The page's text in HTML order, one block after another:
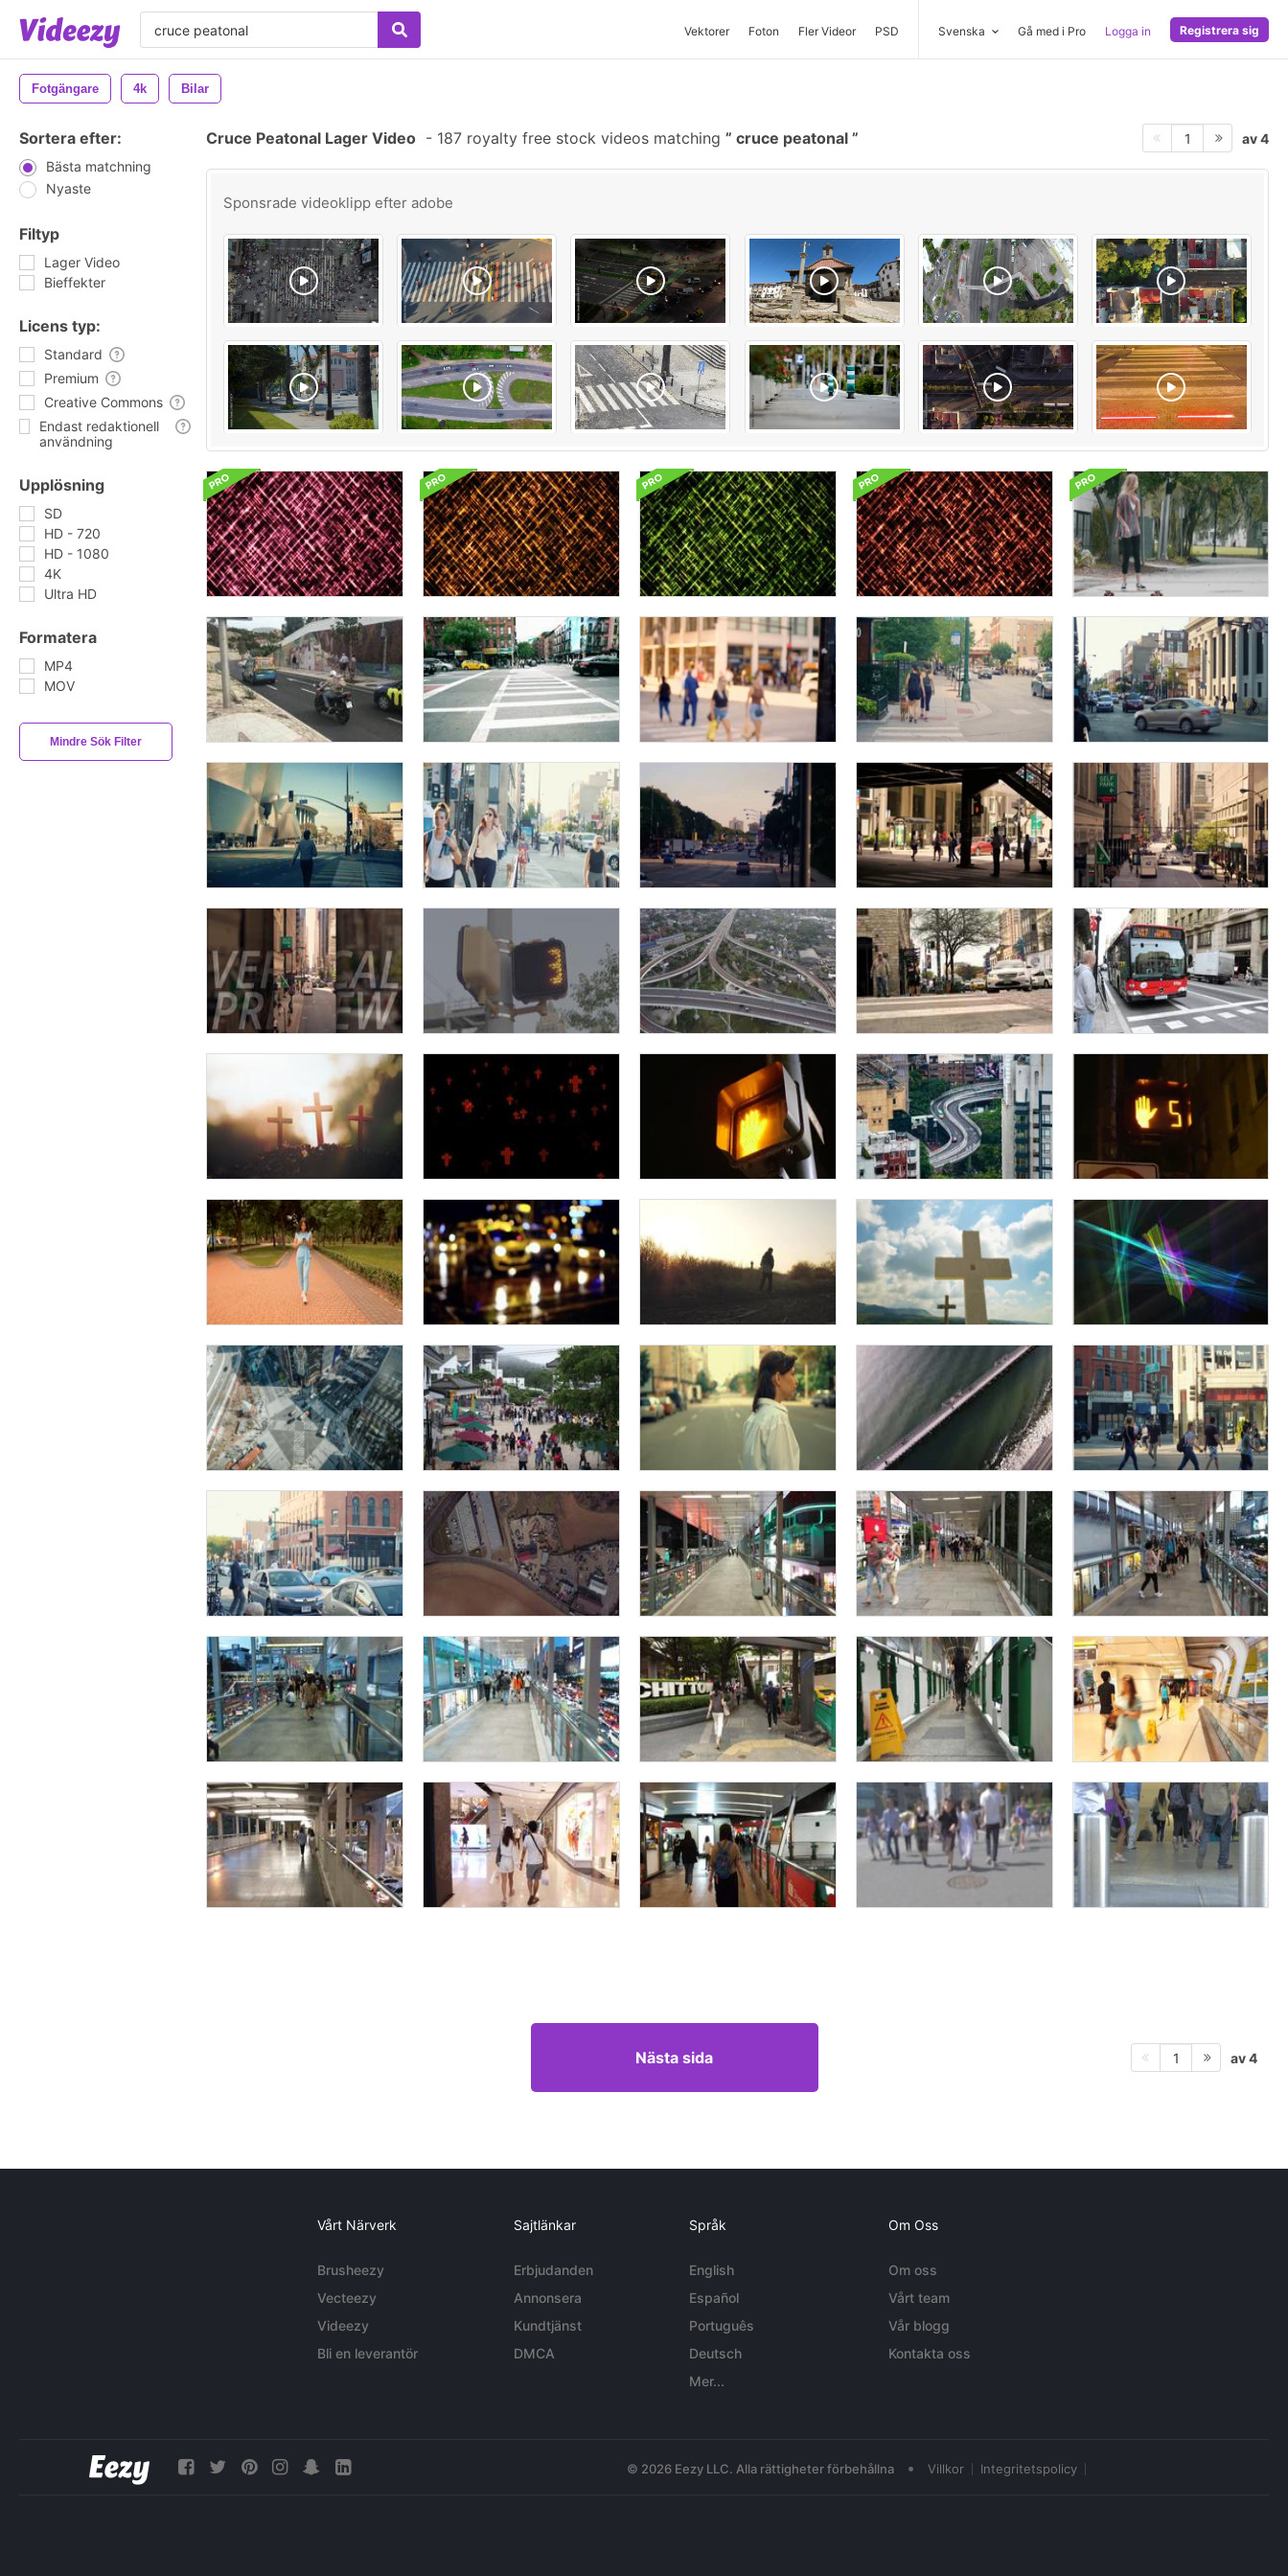
Vektorer Foton Fler Videor PSD Svenska Gå med i Pro Logga in Registrera sig
Fotgängare 4k Bilar
Sortera efter:
Bästa matchning
Nyaste
Filtyp
Lager Video
Bieffekter
Licens typ:
Standard
Premium
Creative Commons
Endast redaktionell
användning
Upplösning
SD
HD - 720
HD - 1080
4K
Ultra HD
Formatera
MP4
MOV
Mindre Sök Filter
Cruce Peatonal Lager Video - 187 royalty free stock videos matching cruce peatonal 1 av 4
Sponsrade videoklipp efter adobe
Nästa sida 1 av 4
Vårt Närverk
Brusheezy
Vecteezy
Videezy
Bli en leverantör
Sajtlänkar
Erbjudanden
Annonsera
Kundtjänst
DMCA
Språk
English
Español
Português
Deutsch
Mer...
Om Oss
Om oss
Vårt team
Vår blogg
Kontakta oss
© 2026 Eezy LLC. Alla rättigheter förbehållna • Villkor Integritetspolicy